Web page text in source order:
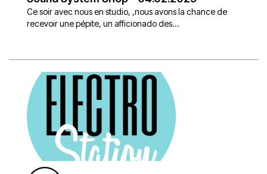
Ce soir avec nous en studio, ,nous avons la chance de
recevoir une pépite, un afficionado des...